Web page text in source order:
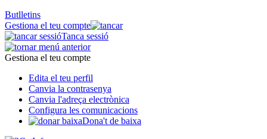
Butlletins
Gestiona el teu compte
Tanca sessió
Gestiona el teu compte
Edita el teu perfil
Canvia la contrasenya
Canvia l'adreça electrònica
Configura les comunicacions
Dona't de baixa